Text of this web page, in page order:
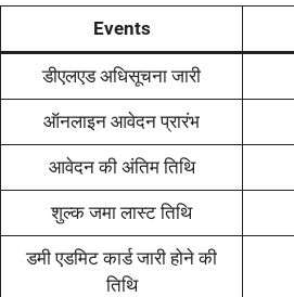
Events
डीएलएड अधिसूचना जारी
ऑनलाइन आवेदन प्रारंभ
आवेदन की अंतिम तिथि
शुल्क जमा लास्ट तिथि
डमी एडमिट कार्ड जारी होने की
तिथि